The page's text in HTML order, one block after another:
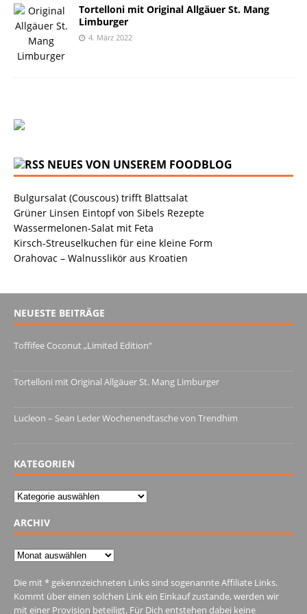
Tortelloni mit Original Allgäuer St. Mang
Limburger
4. März 2022
NEUES VON UNSEREM FOODBLOG
Bulgursalat (Couscous) trifft Blattsalat
Grüner Linsen Eintopf von Sibels Rezepte
Wassermelonen-Salat mit Feta
Kirsch-Streuselkuchen für eine kleine Form
Orahovac – Walnusslikör aus Kroatien
NEUESTE BEITRÄGE
Toffifee Coconut „Limited Edition“
Tortelloni mit Original Allgäuer St. Mang Limburger
Lucleon – Sean Leder Wochenendtasche von Trendhim
KATEGORIEN
Kategorien
ARCHIV
Archiv
Die mit * gekennzeichneten Links sind sogenannte Affiliate Links.
Kommt über einen solchen Link ein Einkauf zustande, werden wir
mit einer Provision beteiligt. Für Dich entstehen dabei keine